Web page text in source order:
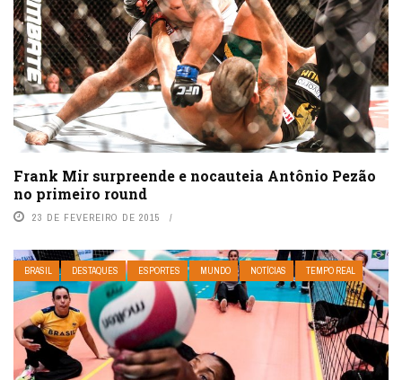
Frank Mir surpreende e nocauteia Antônio Pezão
no primeiro round
23 DE FEVEREIRO DE 2015
BRASIL DESTAQUES ESPORTES MUNDO NOTÍCIAS TEMPO REAL